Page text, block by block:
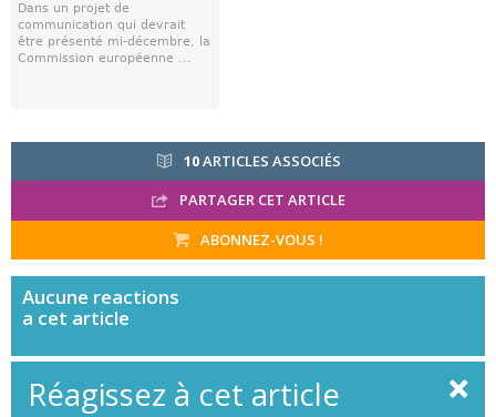
Dans un projet de
communication qui devrait
être présenté mi-décembre, la
Commission européenne ...
10ARTICLES ASSOCIÉS
PARTAGER CET ARTICLE
ABONNEZ-VOUS !
Aucune reactions
a cet article
Réagissez à cet article